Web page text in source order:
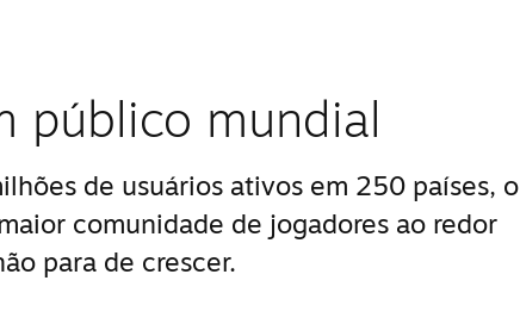
público mundial
de usuários ativos em 250 países, o
comunidade de jogadores ao redor
para de crescer.